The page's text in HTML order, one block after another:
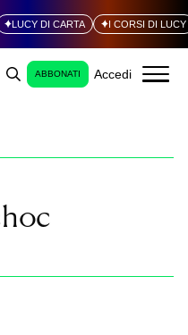
LUCY DI CARTA I CORSI DI LUCY
ABBONATI Accedi